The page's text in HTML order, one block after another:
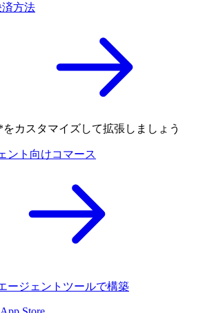
済方法
をカスタマイズして拡張しましょう
ント向けコマース
ージェントツールで構築